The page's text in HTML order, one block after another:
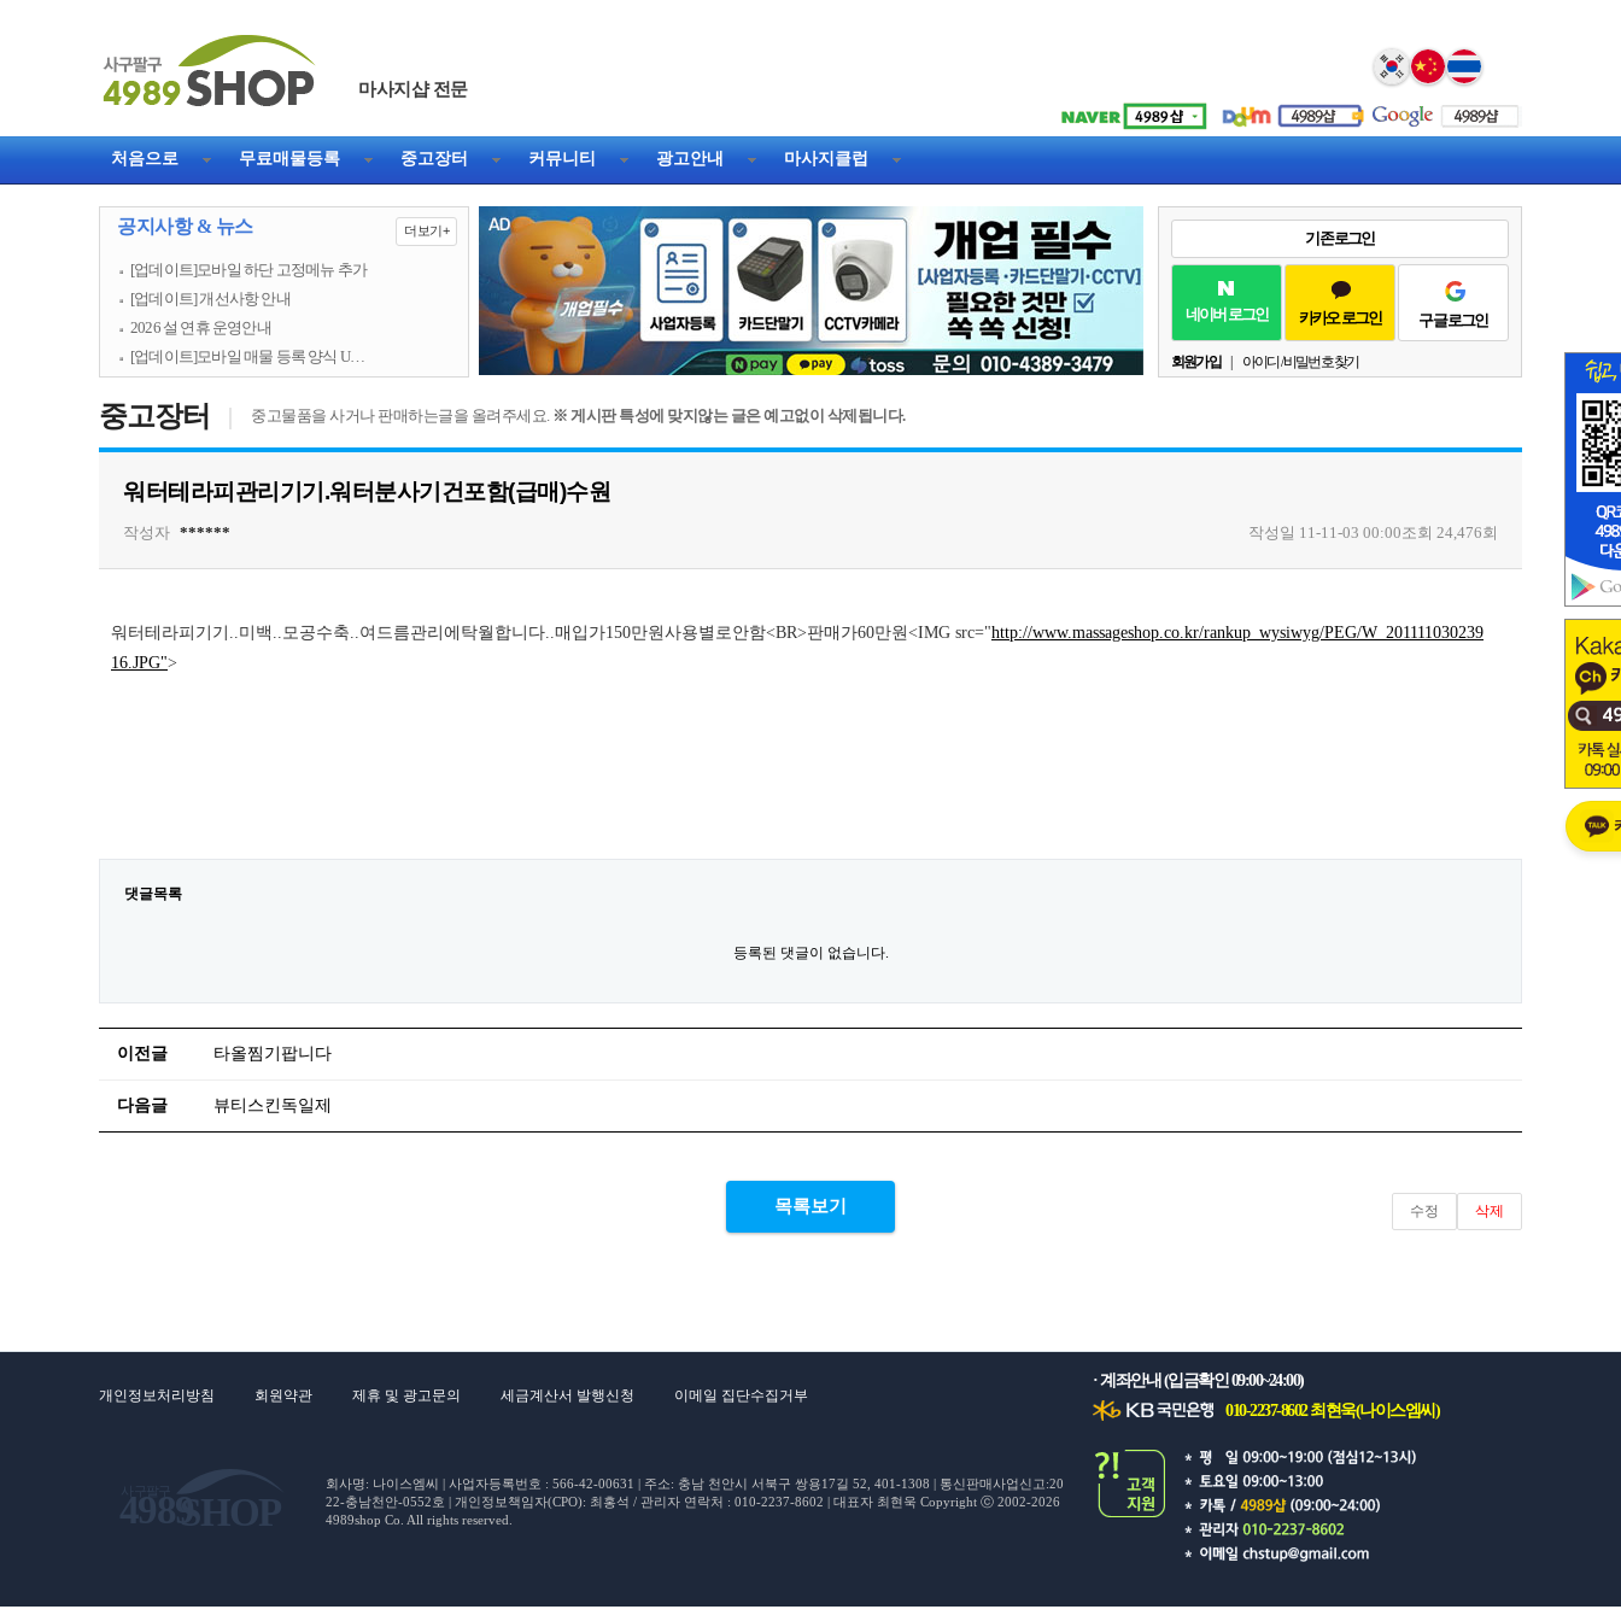
Select Language ▼
마사지샵 전문
처음으로 무료매물등록 중고장터 커뮤니티 광고안내 마사지클럽
공지사항 & 뉴스 더보기+
[업데이트]모바일 하단 고정메뉴 추가
[업데이트] 개선사항 안내
2026 설 연휴 운영안내
[업데이트]모바일 매물 등록 양식 U…
기존 로그인
네이버 로그인 카카오 로그인 구글 로그인
회원가입 아이디 / 비밀번호 찾기
중고장터 | 중고물품을 사거나 판매하는글을 올려주세요. ※ 게시판 특성에 맞지않는 글은 예고없이 삭제됩니다.
워터테라피관리기기.워터분사기건포함(급매)수원
작성자 ****** 작성일 11-11-03 00:00조회 24,476회
워터테라피기기..미백..모공수축..여드름관리에탁월합니다..매입가150만원사용별로안함<BR>판매가60만원<IMG src="http://www.massageshop.co.kr/rankup_wysiwyg/PEG/W_201111030239
16.JPG">
댓글목록
등록된 댓글이 없습니다.
이전글 타올찜기팝니다
다음글 뷰티스킨독일제
목록보기 수정 삭제
개인정보처리방침 회원약관 제휴 및 광고문의 세금계산서 발행신청 이메일 집단수집거부
· 계좌안내 (입금확인 09:00~24:00)
010-2237-8602 최현욱(나이스엠씨)
회사명: 나이스엠씨 | 사업자등록번호 : 566-42-00631 | 주소: 충남 천안시 서북구 쌍용17길 52, 401-1308 | 통신판매사업신고:20
22-충남천안-0552호 | 개인정보책임자(CPO): 최홍석 / 관리자 연락처 : 010-2237-8602 | 대표자 최현욱 Copyright ⓒ 2002-2026
4989shop Co. All rights reserved.